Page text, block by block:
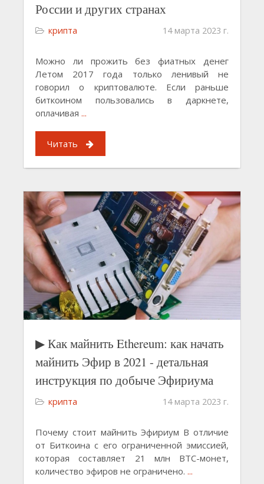
России и других странах
крипта 14 марта 2023 г.
Можно ли прожить без фиатных денег
Летом 2017 года только ленивый не
говорил о криптовалюте. Если раньше
биткоином пользовались в даркнете,
оплачивая ...
Читать
▶ Как майнить Ethereum: как начать
майнить Эфир в 2021 - детальная
инструкция по добыче Эфириума
крипта 14 марта 2023 г.
Почему стоит майнить Эфириум В отличие
от Биткоина с его ограниченной эмиссией,
которая составляет 21 млн BTC-монет,
количество эфиров не ограничено. ...